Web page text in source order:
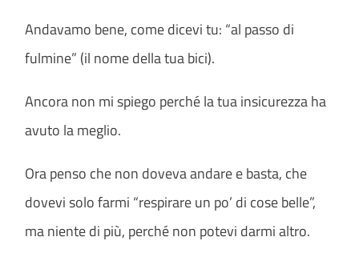
Andavamo bene, come dicevi tu: “al passo di
fulmine” (il nome della tua bici).
Ancora non mi spiego perché la tua insicurezza ha
avuto la meglio.
Ora penso che non doveva andare e basta, che
dovevi solo farmi “respirare un po’ di cose belle”,
ma niente di più, perché non potevi darmi altro.